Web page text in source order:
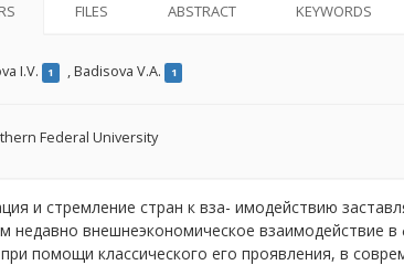
FILES ABSTRACT KEYWORDS
I.V. 1 ,Badisova V.A. 1
Federal University
и стремление стран к вза- имодействию
недавно внешнеэкономическое взаимодействие
помощи классического его проявления, в